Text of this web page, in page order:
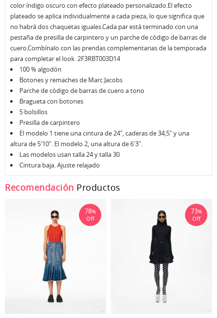
color índigo oscuro con efecto plateado personalizado.El efecto
plateado se aplica individualmente a cada pieza, lo que significa que
no habrá dos chaquetas iguales.Cada par está terminado con una
pestaña de presilla de carpintero y un parche de código de barras de
cuero.Combínalo con las prendas complementarias de la temporada
para completar el look. 2F3RBT003D14
100 % algodón
Botones y remaches de Marc Jacobs
Parche de código de barras de cuero a tono
Bragueta con botones
5 bolsillos
Presilla de carpintero
El modelo 1 tiene una cintura de 24", caderas de 34,5" y una
altura de 5'10". El modelo 2, una altura de 6'3".
Las modelos usan talla 24 y talla 30
Cintura baja. Ajuste relajado
Recomendación Productos
78%
Off
73%
Off